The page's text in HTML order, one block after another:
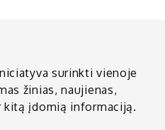
surinkti vienoje
žinias, naujienas,
kitą įdomią informaciją.